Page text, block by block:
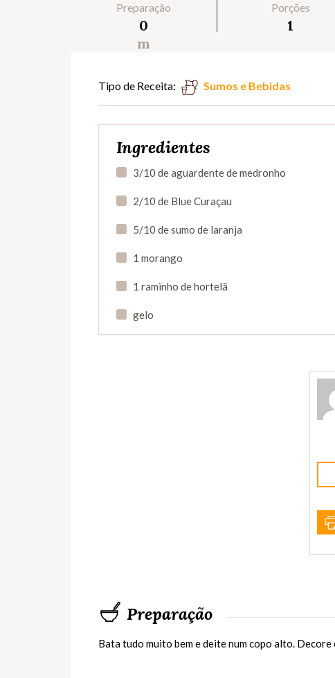
Preparação
0
m
Porções
1
Tipo de Receita: Sumos e Bebidas
Ingredientes
3/10 de aguardente de medronho
2/10 de Blue Curaçau
5/10 de sumo de laranja
1 morango
1 raminho de hortelã
gelo
Preparação
Bata tudo muito bem e deite num copo alto.